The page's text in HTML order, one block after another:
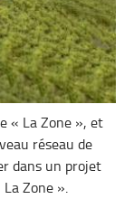
« La Zone », et
réseau de
dans un projet
Zone ».